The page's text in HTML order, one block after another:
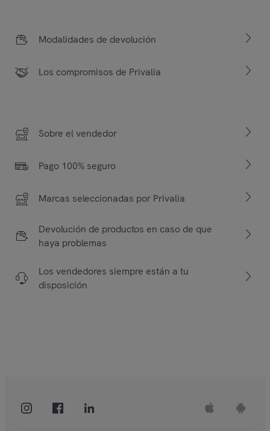
Modalidades de devolución
Los compromisos de Privalia
Sobre el vendedor
Pago 100% seguro
Marcas seleccionadas por Privalia
Devolución de productos en caso de que
haya problemas
Los vendedores siempre están a tu
disposición